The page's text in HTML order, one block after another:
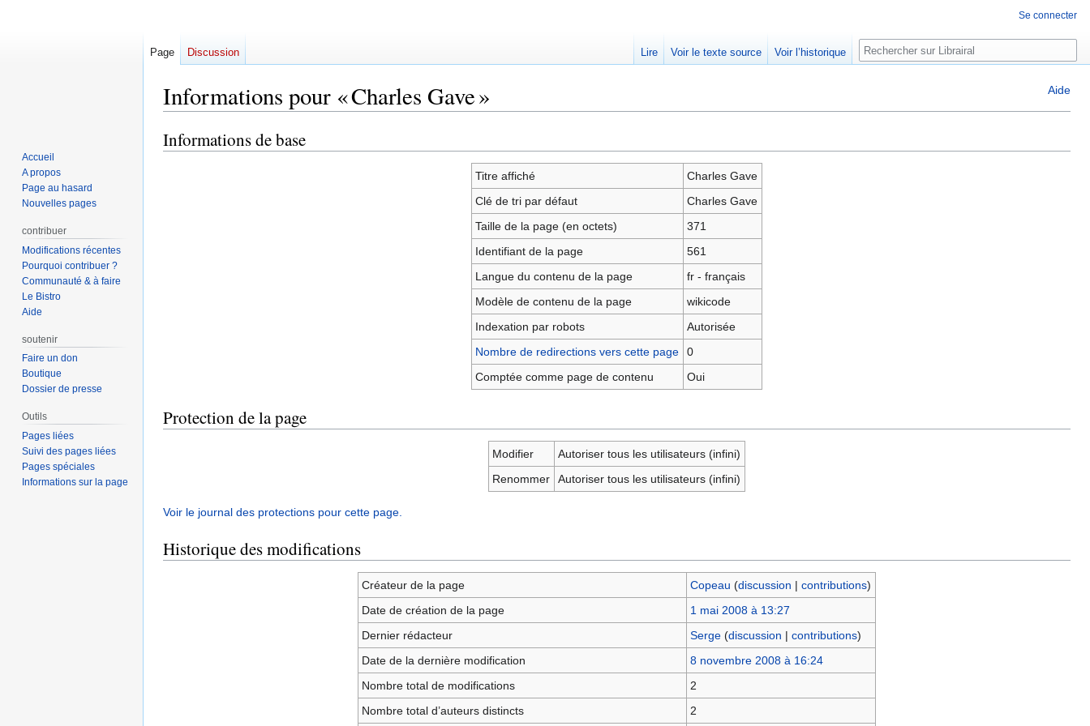
Aide
Informations pour « Charles Gave »
Aller
à
Aller
à
Informations de base
Titre affiché
Charles Gave
Clé de tri par défaut
Charles Gave
Taille de la page (en octets)
371
Identifiant de la page
561
Langue du contenu de la page
fr - français
Modèle de contenu de la page
wikicode
Indexation par robots
Autorisée
Nombre de redirections vers cette page
0
Comptée comme page de contenu
Oui
Protection de la page
Modifier
Autoriser tous les utilisateurs (infini)
Renommer
Autoriser tous les utilisateurs (infini)
Voir le journal des protections pour cette page.
Historique des modifications
Créateur de la page Copeau (discussion |contributions)
Date de création de la page
1 mai 2008 à 13:27
Dernier rédacteur
Serge (discussion |contributions)
Date de la dernière modification
8 novembre 2008 à 16:24
Nombre total de modifications
2
Nombre total d’auteurs distincts
2
Se connecter
Page Discussion Lire Voir le texte source Voir l’historique Rechercher
Accueil
A propos
Page au hasard
Nouvelles pages
contribuer
Modifications récentes
Pourquoi contribuer ?
Communauté & à faire
Le Bistro
Aide
soutenir
Faire un don
Boutique
Dossier de presse
Outils
Pages liées
Suivi des pages liées
Pages spéciales
Informations sur la page